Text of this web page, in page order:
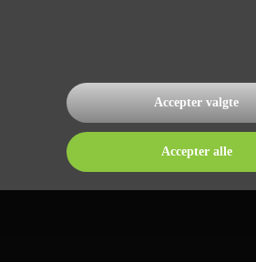
Accepter valgte
Accepter alle